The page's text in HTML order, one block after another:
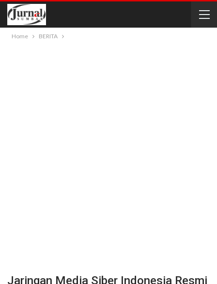
Home BERITA
Jaringan Media Siber Indonesia Resmi